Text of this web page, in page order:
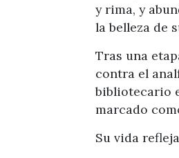
y rima, y
la belleza de
Tras una
contra el
bibliotecario
marcado
Su vida